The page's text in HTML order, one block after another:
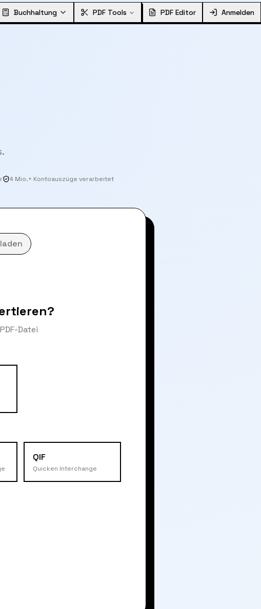
Buchhaltung PDF Tools PDF Editor Anmelden
4 Mio.+ Kontoauszüge verarbeitet
Datei
QIF
Quicken Interchange